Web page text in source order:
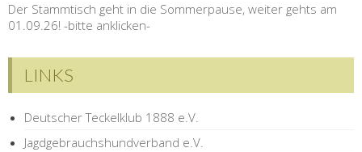
Der Stammtisch geht in die Sommerpause, weiter gehts am
01.09.26! -bitte anklicken-
LINKS
Deutscher Teckelklub 1888 e.V.
Jagdgebrauchshundverband e.V.